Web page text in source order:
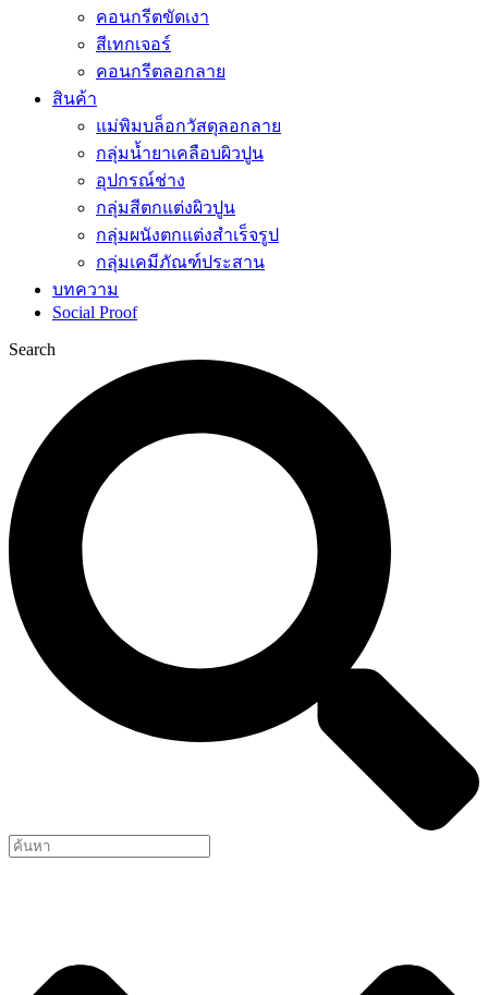
คอนกรีตขัดเงา
สีเทกเจอร์
คอนกรีตลอกลาย
สินค้า
แม่พิมบล็อกวัสดุลอกลาย
กลุ่มน้ำยาเคลือบผิวปูน
อุปกรณ์ช่าง
กลุ่มสีตกแต่งผิวปูน
กลุ่มผนังตกแต่งสำเร็จรูป
กลุ่มเคมีภัณฑ์ประสาน
บทความ
Social Proof
Search